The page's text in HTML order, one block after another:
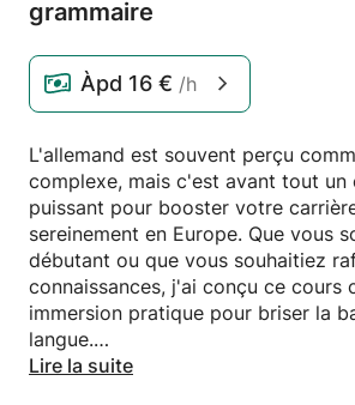
grammaire
Àpd 16 € /h
L'allemand est souvent perçu
complexe, mais c'est avant tout
puissant pour booster votre
sereinement en Europe. Que vous
débutant ou que vous souhaitiez
connaissances, j'ai conçu ce cours
immersion pratique pour briser la
langue.
Lire la suite